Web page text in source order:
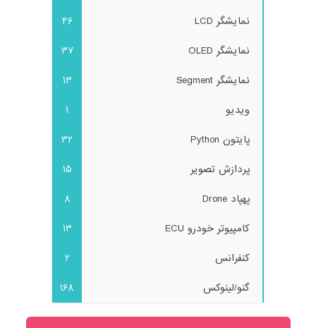
نمایشگر LCD
46
نمایشگر OLED
37
نمایشگر Segment
13
ویدیو
1
پایتون Python
32
پردازش تصویر
15
پهپاد Drone
8
کامپیوتر خودرو ECU
13
کنفرانس
2
گنو/لینوکس
168